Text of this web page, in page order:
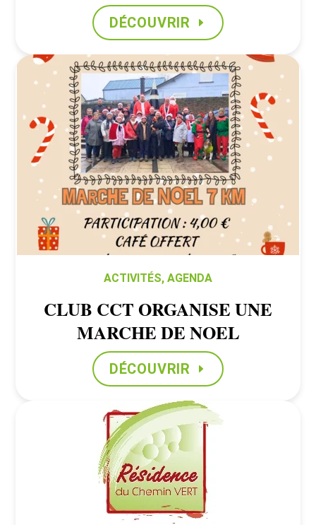
DÉCOUVRIR
ACTIVITÉS, AGENDA
CLUB CCT ORGANISE UNE
MARCHE DE NOEL
DÉCOUVRIR